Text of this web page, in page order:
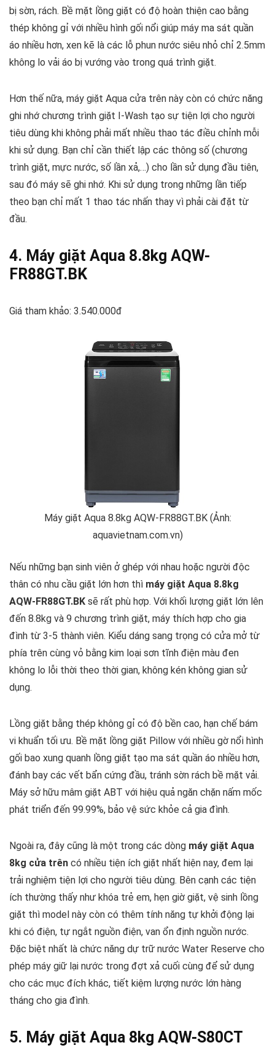
bị sờn, rách. Bề mặt lồng giặt có độ hoàn thiện cao bằng
thép không gỉ với nhiều hình gối nổi giúp máy ma sát quần
áo nhiều hơn, xen kẽ là các lỗ phun nước siêu nhỏ chỉ 2.5mm
không lo vải áo bị vướng vào trong quá trình giặt.
Hơn thế nữa, máy giặt Aqua cửa trên này còn có chức năng
ghi nhớ chương trình giặt I-Wash tạo sự tiện lợi cho người
tiêu dùng khi không phải mất nhiều thao tác điều chỉnh mỗi
khi sử dụng. Bạn chỉ cần thiết lập các thông số (chương
trình giặt, mực nước, số lần xả,…) cho lần sử dụng đầu tiên,
sau đó máy sẽ ghi nhớ. Khi sử dụng trong những lần tiếp
theo bạn chỉ mất 1 thao tác nhấn thay vì phải cài đặt từ
đầu.
4. Máy giặt Aqua 8.8kg AQW-
FR88GT.BK
Giá tham khảo: 3.540.000đ
Máy giặt Aqua 8.8kg AQW-FR88GT.BK (Ảnh:
aquavietnam.com.vn)
Nếu những bạn sinh viên ở ghép với nhau hoặc người độc
thân có nhu cầu giặt lớn hơn thì máy giặt Aqua 8.8kg
AQW-FR88GT.BK sẽ rất phù hợp. Với khối lượng giặt lớn lên
đến 8.8kg và 9 chương trình giặt, máy thích hợp cho gia
đình từ 3-5 thành viên. Kiểu dáng sang trọng có cửa mở từ
phía trên cùng vỏ bằng kim loại sơn tĩnh điện màu đen
không lo lỗi thời theo thời gian, không kén không gian sử
dụng.
Lồng giặt bằng thép không gỉ có độ bền cao, hạn chế bám
vi khuẩn tối ưu. Bề mặt lồng giặt Pillow với nhiều gờ nổi hình
gối bao xung quanh lồng giặt tạo ma sát quần áo nhiều hơn,
đánh bay các vết bẩn cứng đầu, tránh sờn rách bề mặt vải.
Máy sở hữu mâm giặt ABT với hiệu quả ngăn chặn nấm mốc
phát triển đến 99.99%, bảo vệ sức khỏe cả gia đình.
Ngoài ra, đây cũng là một trong các dòng máy giặt Aqua
8kg cửa trên có nhiều tiện ích giặt nhất hiện nay, đem lại
trải nghiệm tiện lợi cho người tiêu dùng. Bên cạnh các tiện
ích thường thấy như khóa trẻ em, hẹn giờ giặt, vệ sinh lồng
giặt thì model này còn có thêm tính năng tự khởi động lại
khi có điện, tự ngắt nguồn điện, van ổn định nguồn nước.
Đặc biệt nhất là chức năng dự trữ nước Water Reserve cho
phép máy giữ lại nước trong đợt xả cuối cùng để sử dụng
cho các mục đích khác, tiết kiệm lượng nước lớn hàng
tháng cho gia đình.
5. Máy giặt Aqua 8kg AQW-S80CT